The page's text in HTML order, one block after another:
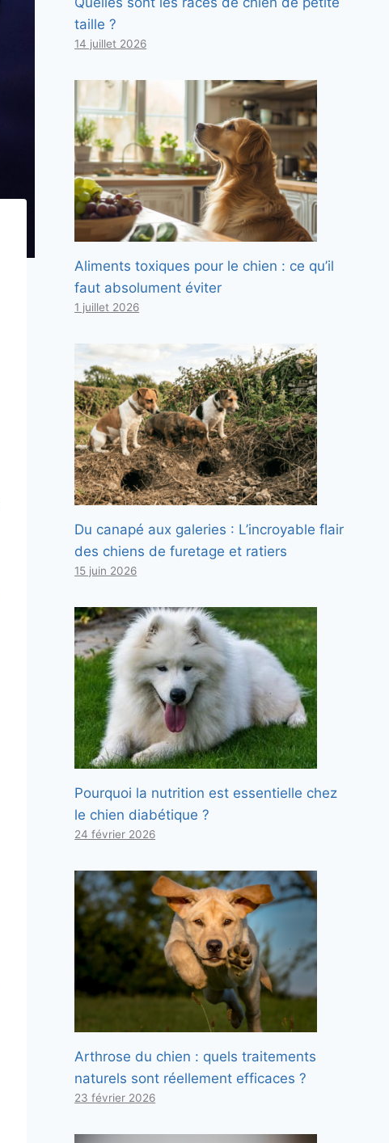
taille ?
14 juillet 2026
Aliments toxiques pour le chien : ce qu’il
faut absolument éviter
1 juillet 2026
Du canapé aux galeries : L’incroyable flair
des chiens de furetage et ratiers
15 juin 2026
Pourquoi la nutrition est essentielle chez
le chien diabétique ?
24 février 2026
Arthrose du chien : quels traitements
naturels sont réellement efficaces ?
23 février 2026